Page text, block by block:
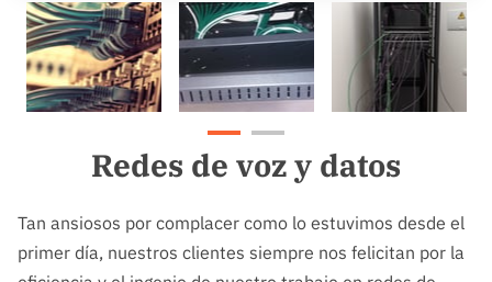
Redes de voz y datos
Tan ansiosos por complacer como lo estuvimos desde el
primer día, nuestros clientes siempre nos felicitan por la